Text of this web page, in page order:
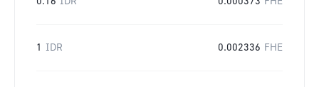
1 IDR 0.002336 FHE